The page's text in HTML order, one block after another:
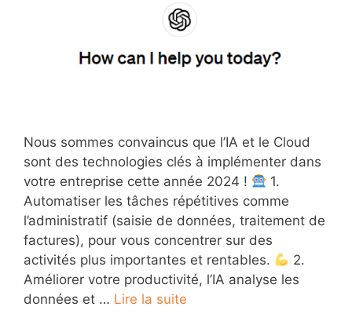
Nous sommes convaincus que l’IA et le Cloud
sont des technologies clés à implémenter dans
votre entreprise cette année 2024 !
1.
Automatiser les tâches répétitives comme
l’administratif (saisie de données, traitement de
factures), pour vous concentrer sur des
activités plus importantes et rentables.
2.
Améliorer votre productivité, l’IA analyse les
données et … Lire la suite